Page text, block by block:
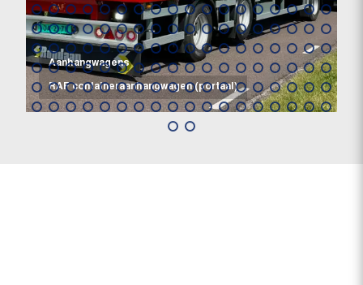
Aanhangwagens
RAF containeraanhangwagen (portaal)